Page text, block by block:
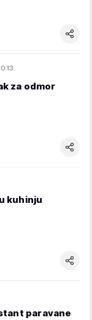
za odmor
kuhinju
paravane